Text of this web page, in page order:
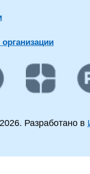
. Разработано в